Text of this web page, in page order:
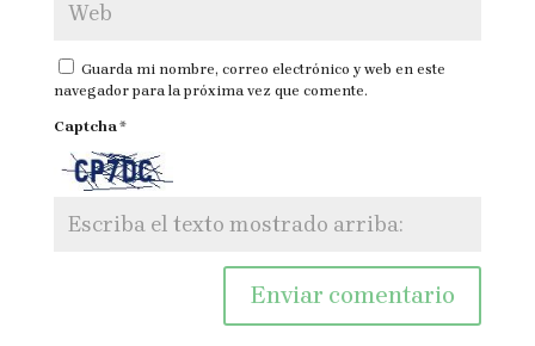
Guarda mi nombre, correo electrónico y web en este
navegador para la próxima vez que comente.
Captcha*